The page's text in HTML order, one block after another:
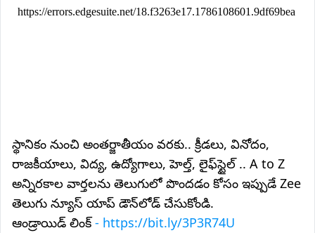
స్థానికం నుంచి అంతర్జాతీయం వరకు.. క్రీడలు, వినోదం,
రాజకీయాలు, విద్య, ఉద్యోగాలు, హెల్త్, లైఫ్‌స్టైల్ .. A to Z
అన్నిరకాల వార్తలను తెలుగులో పొందడం కోసం ఇప్పుడే Zee
తెలుగు న్యూస్ యాప్ డౌన్‌లోడ్ చేసుకోండి.
ఆండ్రాయిడ్ లింక్- https://bit.ly/3P3R74U